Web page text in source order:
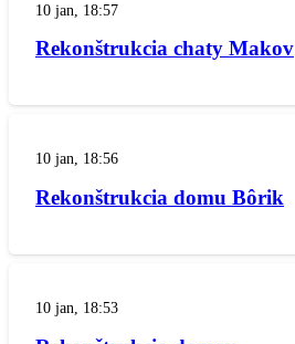
10 jan, 18:57
Rekonštrukcia chaty Makov
10 jan, 18:56
Rekonštrukcia domu Bôrik
10 jan, 18:53